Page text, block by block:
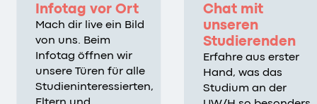
Infotag vor Ort
Mach dir live ein Bild
von uns. Beim
Infotag öffnen wir
unsere Türen für alle
Studieninteressierten,
Chat mit
unseren
Studierenden
Erfahre aus erster
Hand, was das
Studium an der